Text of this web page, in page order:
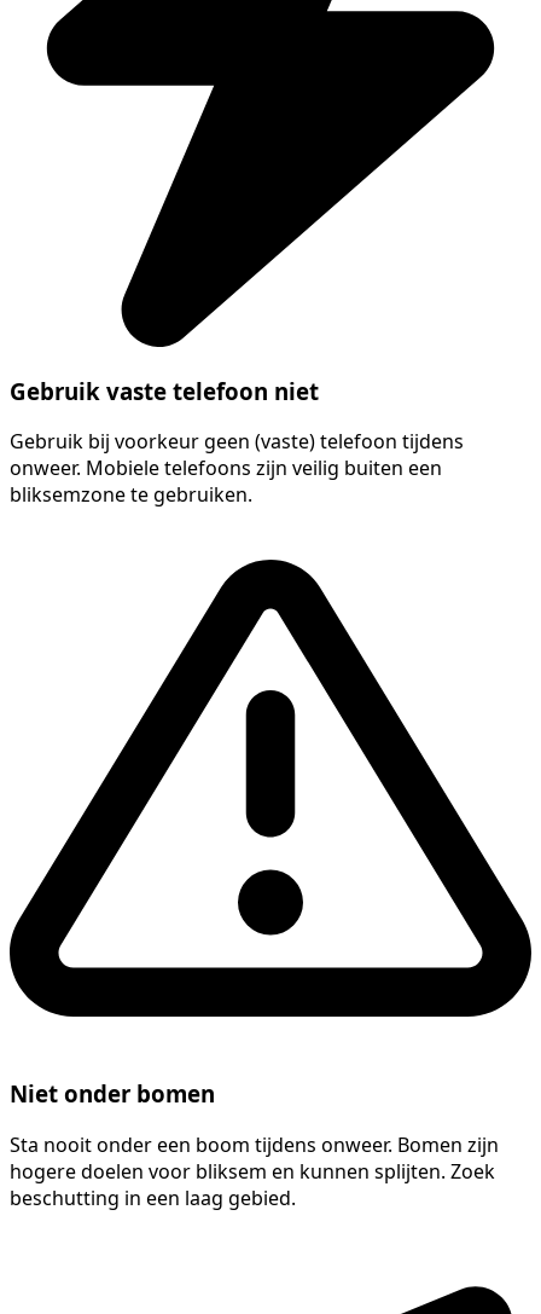
Gebruik vaste telefoon niet
Gebruik bij voorkeur geen (vaste) telefoon tijdens
onweer. Mobiele telefoons zijn veilig buiten een
bliksemzone te gebruiken.
Niet onder bomen
Sta nooit onder een boom tijdens onweer. Bomen zijn
hogere doelen voor bliksem en kunnen splijten. Zoek
beschutting in een laag gebied.